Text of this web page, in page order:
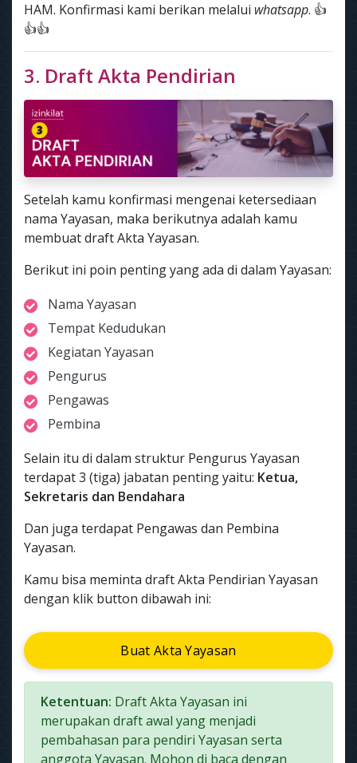
HAM. Konfirmasi kami berikan melalui whatsapp. 👍
👍👍
3. Draft Akta Pendirian
Setelah kamu konfirmasi mengenai ketersediaan
nama Yayasan, maka berikutnya adalah kamu
membuat draft Akta Yayasan.
Berikut ini poin penting yang ada di dalam Yayasan:
Nama Yayasan
Tempat Kedudukan
Kegiatan Yayasan
Pengurus
Pengawas
Pembina
Selain itu di dalam struktur Pengurus Yayasan
terdapat 3 (tiga) jabatan penting yaitu: Ketua,
Sekretaris dan Bendahara
Dan juga terdapat Pengawas dan Pembina
Yayasan.
Kamu bisa meminta draft Akta Pendirian Yayasan
dengan klik button dibawah ini:
Buat Akta Yayasan
Ketentuan: Draft Akta Yayasan ini
merupakan draft awal yang menjadi
pembahasan para pendiri Yayasan serta
anggota Yayasan. Mohon di baca dengan